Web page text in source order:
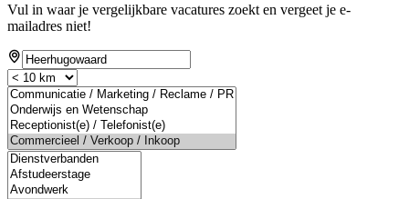
Vul in waar je vergelijkbare vacatures zoekt en vergeet je e-
mailadres niet!